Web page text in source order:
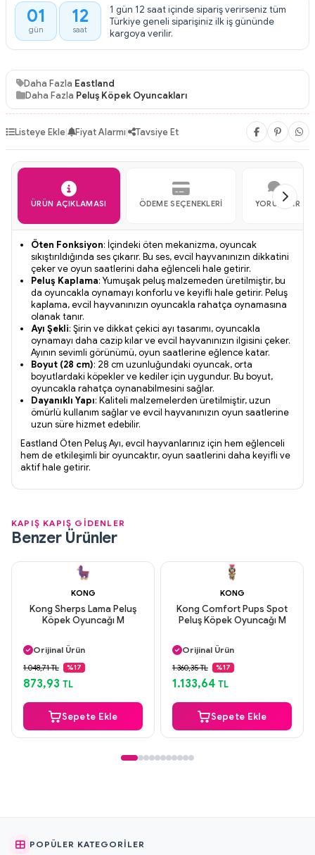
01
gün
12
saat
1 gün 12 saat içinde sipariş verirseniz tüm
Türkiye geneli siparişiniz ilk iş gününde
kargoya verilir.
Daha Fazla Eastland
Daha Fazla Peluş Köpek Oyuncakları
Listeye Ekle| Fiyat Alarmı| Tavsiye Et
ÜRÜN AÇIKLAMASI ÖDEME SEÇENEKLERI YORUMLAR
Öten Fonksiyon: İçindeki öten mekanizma, oyuncak
sıkıştırıldığında ses çıkarır. Bu ses, evcil hayvanınızın dikkatini
çeker ve oyun saatlerini daha eğlenceli hale getirir.
Peluş Kaplama: Yumuşak peluş malzemeden üretilmiştir, bu
da oyuncakla oynamayı konforlu ve keyifli hale getirir. Peluş
kaplama, evcil hayvanınızın oyuncakla rahatça oynamasına
olanak tanır.
Ayı Şekli: Şirin ve dikkat çekici ayı tasarımı, oyuncakla
oynamayı daha cazip kılar ve evcil hayvanınızın ilgisini çeker.
Ayının sevimli görünümü, oyun saatlerine eğlence katar.
Boyut (28 cm): 28 cm uzunluğundaki oyuncak, orta
boyutlardaki köpekler ve kediler için uygundur. Bu boyut,
oyuncakla rahatça oynanabilmesini sağlar.
Dayanıklı Yapı: Kaliteli malzemelerden üretilmiştir, uzun
ömürlü kullanım sağlar ve evcil hayvanınızın oyun saatlerine
uzun süre hizmet edebilir.
Eastland Öten Peluş Ayı, evcil hayvanlarınız için hem eğlenceli
hem de etkileşimli bir oyuncaktır, oyun saatlerini daha keyifli ve
aktif hale getirir.
KAPIŞ KAPIŞ GİDENLER
Benzer Ürünler
KONG
Kong Sherps Lama Peluş
Köpek Oyuncağı M
Orijinal Ürün
Güvenli Ödeme
Aynı Gün Kargo
1.048,71 TL %17
873,93 TL
Sepete Ekle
KONG
Kong Comfort Pups Spot
Peluş Köpek Oyuncağı M
Orijinal Ürün
Güvenli Ödeme
Aynı Gün Kargo
1.360,35 TL %17
1.133,64 TL
Sepete Ekle
POPÜLER KATEGORILER